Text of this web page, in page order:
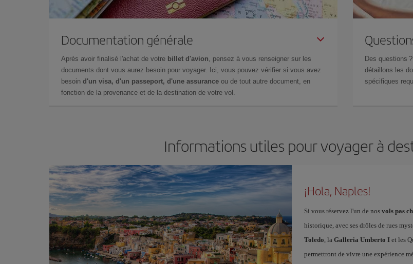
Documentation générale
Après avoir finalisé l'achat de votre billet d'avion, pensez à vous renseigner sur les
documents dont vous aurez besoin pour voyager. Ici, vous pouvez vérifier si vous avez
besoin d'un visa, d'un passeport, d'une assurance ou de tout autre document, en
fonction de la provenance et de la destination de votre vol.
Des questions
détaillons les
spécifiques
Informations utiles pour voyager à
¡Hola, Naples!
Si vous réservez l'un de nos vols pas
historique, avec ses drôles de rues
Toledo, la Galleria Umberto Iet les
permettront de vivre une expérience